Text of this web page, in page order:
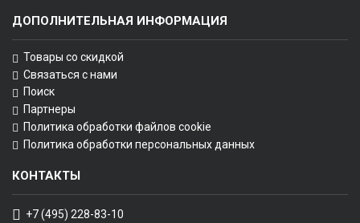
ДОПОЛНИТЕЛЬНАЯ ИНФОРМАЦИЯ
Товары со скидкой
Связаться с нами
Поиск
Партнеры
Политика обработки файлов cookie
Политика обработки персональных данных
КОНТАКТЫ
+7 (495) 228-83-10